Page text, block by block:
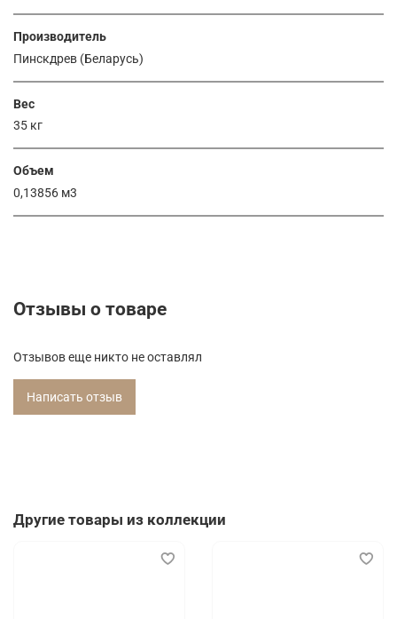
Производитель
Пинскдрев (Беларусь)
Вес
35 кг
Объем
0,13856 м3
Отзывы о товаре
Отзывов еще никто не оставлял
Написать отзыв
Другие товары из коллекции